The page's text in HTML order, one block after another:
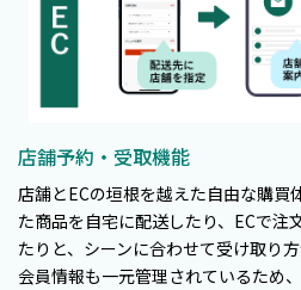
店舗予約・受取機能
店舗とECの垣根を越えた自由な購買
た商品を自宅に配送したり、ECで注
たりと、シーンに合わせて受け取り方
会員情報も一元管理されているため